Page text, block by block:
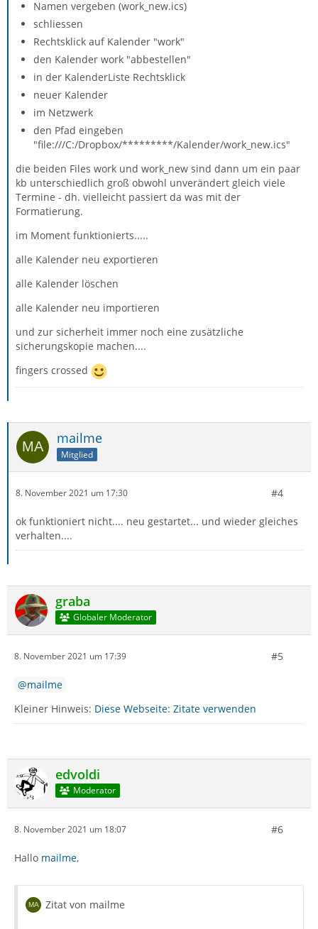
Namen vergeben (work_new.ics)
schliessen
Rechtsklick auf Kalender "work"
den Kalender work "abbestellen"
in der KalenderListe Rechtsklick
neuer Kalender
im Netzwerk
den Pfad eingeben
"file:///C:/Dropbox/*********/Kalender/work_new.ics"
die beiden Files work und work_new sind dann um ein paar
kb unterschiedlich groß obwohl unverändert gleich viele
Termine - dh. vielleicht passiert da was mit der
Formatierung.
im Moment funktionierts.....
alle Kalender neu exportieren
alle Kalender löschen
alle Kalender neu importieren
und zur sicherheit immer noch eine zusätzliche
sicherungskopie machen....
fingers crossed
mailme
Mitglied
8. November 2021 um 17:30 #4
ok funktioniert nicht.... neu gestartet... und wieder gleiches
verhalten....
graba
Globaler Moderator
8. November 2021 um 17:39 #5
mailme
Kleiner Hinweis: Diese Webseite: Zitate verwenden
edvoldi
Moderator
8. November 2021 um 18:07 #6
Hallo mailme,
Zitat von mailme